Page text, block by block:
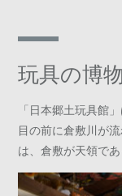
「日本郷土玩具館
目の前に倉敷川が
は、倉敷が天領で